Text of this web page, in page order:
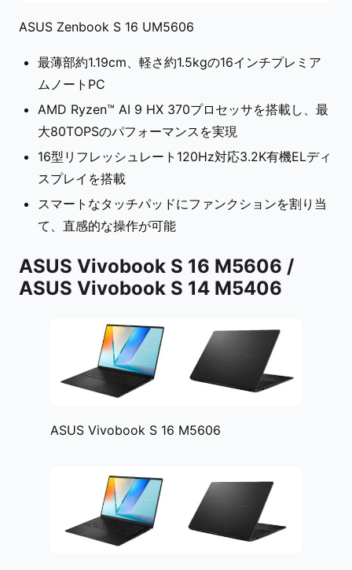
ASUS Zenbook S 16 UM5606
最薄部約1.19cm、軽さ約1.5kgの16インチプレミア
ムノートPC
AMD Ryzen™ AI 9 HX 370プロセッサを搭載し、最
大80TOPSのパフォーマンスを実現
16型リフレッシュレート120Hz対応3.2K有機ELディ
スプレイを搭載
スマートなタッチパッドにファンクションを割り当
て、直感的な操作が可能
ASUS Vivobook S 16 M5606 /
ASUS Vivobook S 14 M5406
ASUS Vivobook S 16 M5606